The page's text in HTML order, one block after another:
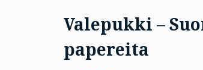
Valepukki –
papereita